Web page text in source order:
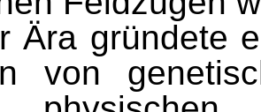
Ära gründete
von